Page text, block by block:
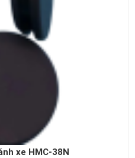
xe HMC-38N